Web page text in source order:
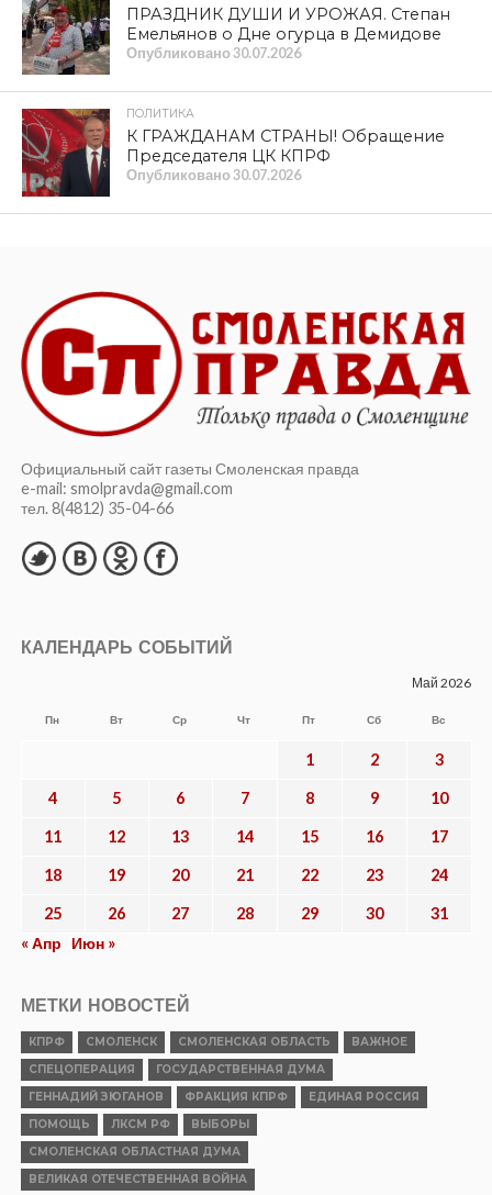
ПРАЗДНИК ДУШИ И УРОЖАЯ. Степан
Емельянов о Дне огурца в Демидове
Опубликовано30.07.2026
ПОЛИТИКА
К ГРАЖДАНАМ СТРАНЫ! Обращение
Председателя ЦК КПРФ
Опубликовано30.07.2026
Официальный сайт газеты Смоленская правда
e-mail: smolpravda@gmail.com
тел. 8(4812) 35-04-66
КАЛЕНДАРЬ СОБЫТИЙ
Май 2026
Пн Вт Ср Чт Пт Сб Вс
1 2 3
4 5 6 7 8 9 10
11 12 13 14 15 16 17
18 19 20 21 22 23 24
25 26 27 28 29 30
31
« Апр
Июн »
МЕТКИ НОВОСТЕЙ
КПРФ СМОЛЕНСК СМОЛЕНСКАЯ ОБЛАСТЬ
ВАЖНОЕ
СПЕЦОПЕРАЦИЯ
ГОСУДАРСТВЕННАЯ ДУМА
ГЕННАДИЙ ЗЮГАНОВ
ФРАКЦИЯ КПРФ
ЕДИНАЯ РОССИЯ
ПОМОЩЬ
ЛКСМ РФ
ВЫБОРЫ
СМОЛЕНСКАЯ ОБЛАСТНАЯ ДУМА
ВЕЛИКАЯ ОТЕЧЕСТВЕННАЯ ВОЙНА